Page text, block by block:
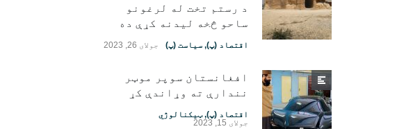
د رستم تخت له لرغونو
ساحو څخه لیدنه کړې ده
اقتصاد (پ), سیاست (پ) جولای 26, 2023
افغانستان سوپر موټر
نندارې ته وړاندې کړ
اقتصاد (پ),ټیکنالوژي
جولای 15, 2023